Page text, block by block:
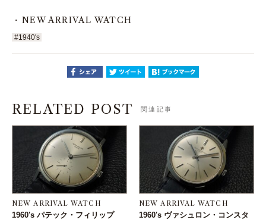
NEW ARRIVAL WATCH
#1940's
RELATED POST 関連記事
NEW ARRIVAL WATCH
1960's パテック・フィリップ
NEW ARRIVAL WATCH
1960's ヴァシュロン・コンスタ